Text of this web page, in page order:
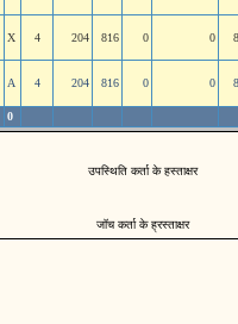
X 4 204 816 0 0
A 4 204 816 0 0
0
उपस्थिति कर्ता के हस्ताक्षर
जॉच कर्ता के ह्रस्ताक्षर